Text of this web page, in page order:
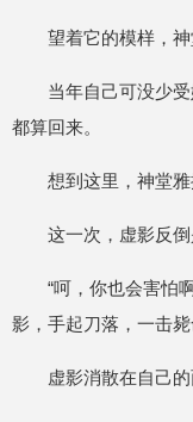
望着它的模样，
当年自己可没少
都算回来。
想到这里，神堂
这一次，虚影反倒
“呵，你也会害怕
影，手起刀落，一击毙
虚影消散在自己